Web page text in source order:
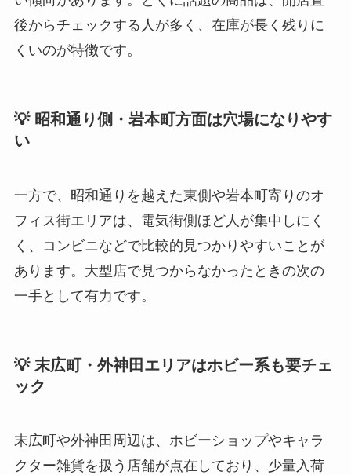
後からチェックする人が多く、在庫が長く残りに
くいのが特徴です。
💡 昭和通り側・岩本町方面は穴場になりやす
い
一方で、昭和通りを越えた東側や岩本町寄りのオ
フィス街エリアは、電気街側ほど人が集中しにく
く、コンビニなどで比較的見つかりやすいことが
あります。大型店で見つからなかったときの次の
一手として有力です。
💡 末広町・外神田エリアはホビー系も要チェ
ック
末広町や外神田周辺は、ホビーショップやキャラ
クター雑貨を扱う店舗が点在しており、少量入荷